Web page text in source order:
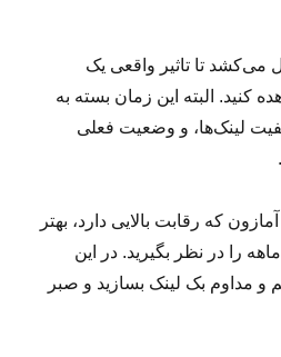
تا 6 ماه طول می‌کشد تا تاثیر واقعی یک
کنید. البته این زمان بسته به
لینک‌ها، و وضعیت فعلی
که رقابت بالایی دارد، بهتر
است حداقل یک کمپین 6 ماهه را در نظر بگیرید. در این
مداوم بک لینک بسازید و صبر